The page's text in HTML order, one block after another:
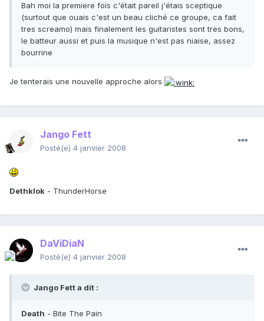
Bah moi la premiere fois c'était pareil j'étais sceptique
(surtout que ouais c'est un beau cliché ce groupe, ca fait
tres screamo) mais finalement les guitaristes sont tres bons,
le batteur aussi et puis la musique n'est pas niaise, assez
bourrine
Je tenterais une nouvelle approche alors
Jango Fett
Posté(e) 4 janvier 2008
Dethklok - ThunderHorse
DaViDiaN
Posté(e) 4 janvier 2008
Jango Fett a dit :
Death - Bite The Pain